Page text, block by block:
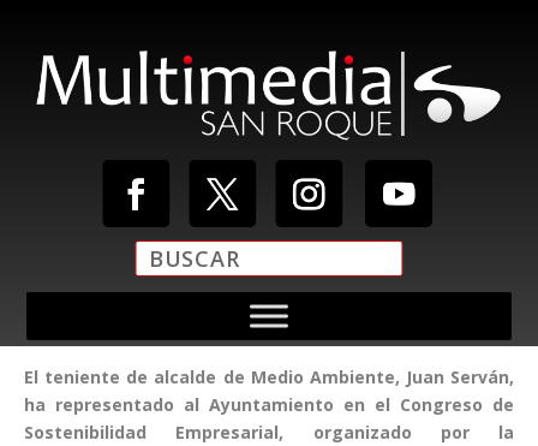
El teniente de alcalde de Medio Ambiente, Juan Serván,
ha representado al Ayuntamiento en el Congreso de
Sostenibilidad Empresarial, organizado por la